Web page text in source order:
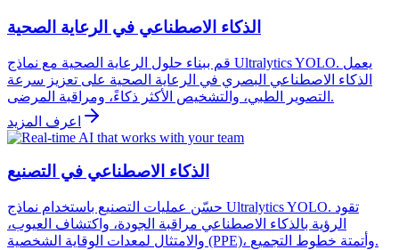
الذكاء الاصطناعي في الرعاية الصحية
قم ببناء حلول الرعاية الصحية مع نماذج Ultralytics YOLO. يعمل
الذكاء الاصطناعي البصري في الرعاية الصحية على تعزيز سرعة
التصوير الطبي، والتشخيص الأكثر ذكاءً، ومراقبة المرضى.
اعرف المزيد
الذكاء الاصطناعي في التصنيع
حسّن عمليات التصنيع باستخدام نماذج Ultralytics YOLO. تقود
الرؤية بالذكاء الاصطناعي مراقبة الجودة، واكتشاف العيوب،
والامتثال لمعدات الوقاية الشخصية (PPE)، وأتمتة خطوط التجميع.